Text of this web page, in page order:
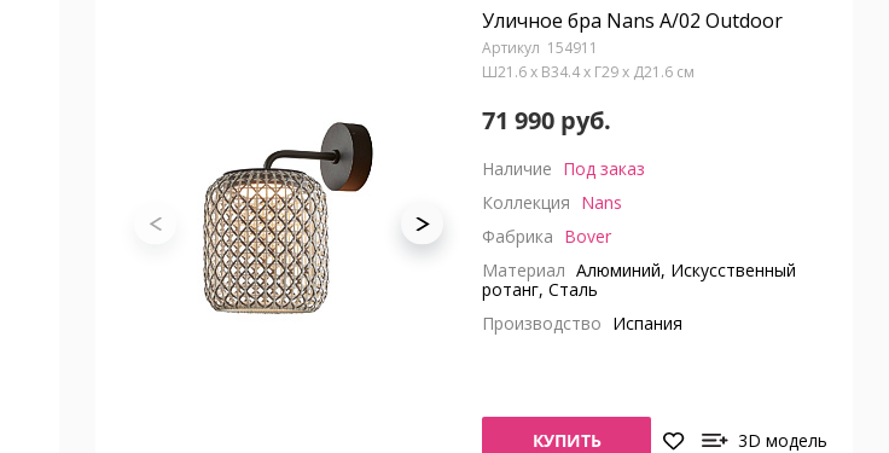
Уличное бра Nans A/02 Outdoor
154911
Ш21.6 x В34.4 x Г29 x Д21.6 см
71 990 руб.
Наличие Под заказ
Коллекция Nans
Фабрика Bover
Материал Алюминий, Искусственный
ротанг, Сталь
Производство Испания
КУПИТЬ 3D модель